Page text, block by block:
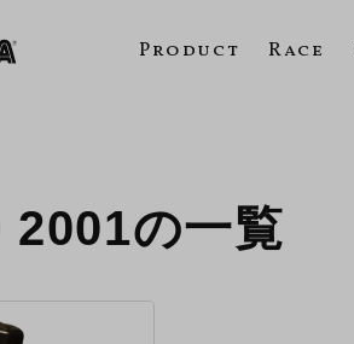
Product Race
2001の一覧